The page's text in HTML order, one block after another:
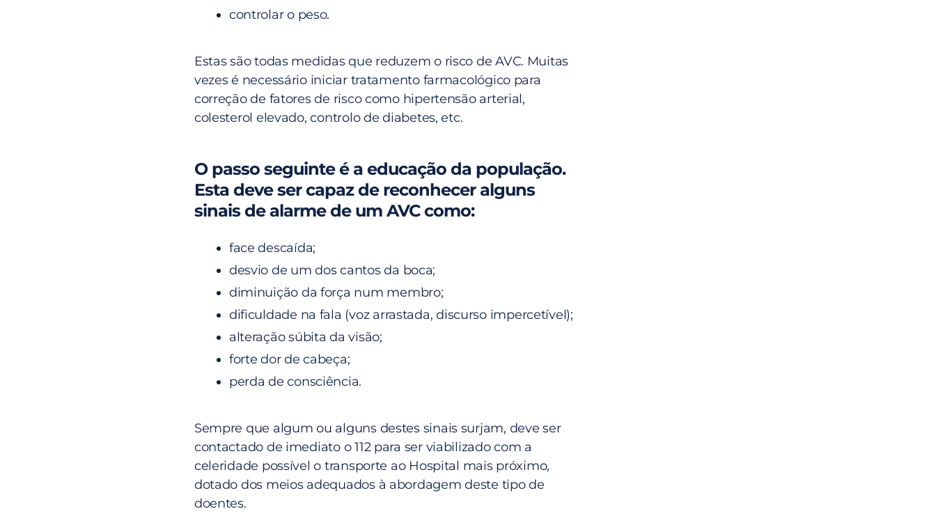
controlar o peso.
Estas são todas medidas que reduzem o risco de AVC. Muitas
vezes é necessário iniciar tratamento farmacológico para
correção de fatores de risco como hipertensão arterial,
colesterol elevado, controlo de diabetes, etc.
O passo seguinte é a educação da população.
Esta deve ser capaz de reconhecer alguns
sinais de alarme de um AVC como:
face descaída;
desvio de um dos cantos da boca;
diminuição da força num membro;
dificuldade na fala (voz arrastada, discurso impercetível);
alteração súbita da visão;
forte dor de cabeça;
perda de consciência.
Sempre que algum ou alguns destes sinais surjam, deve ser
contactado de imediato o 112 para ser viabilizado com a
celeridade possível o transporte ao Hospital mais próximo,
dotado dos meios adequados à abordagem deste tipo de
doentes.